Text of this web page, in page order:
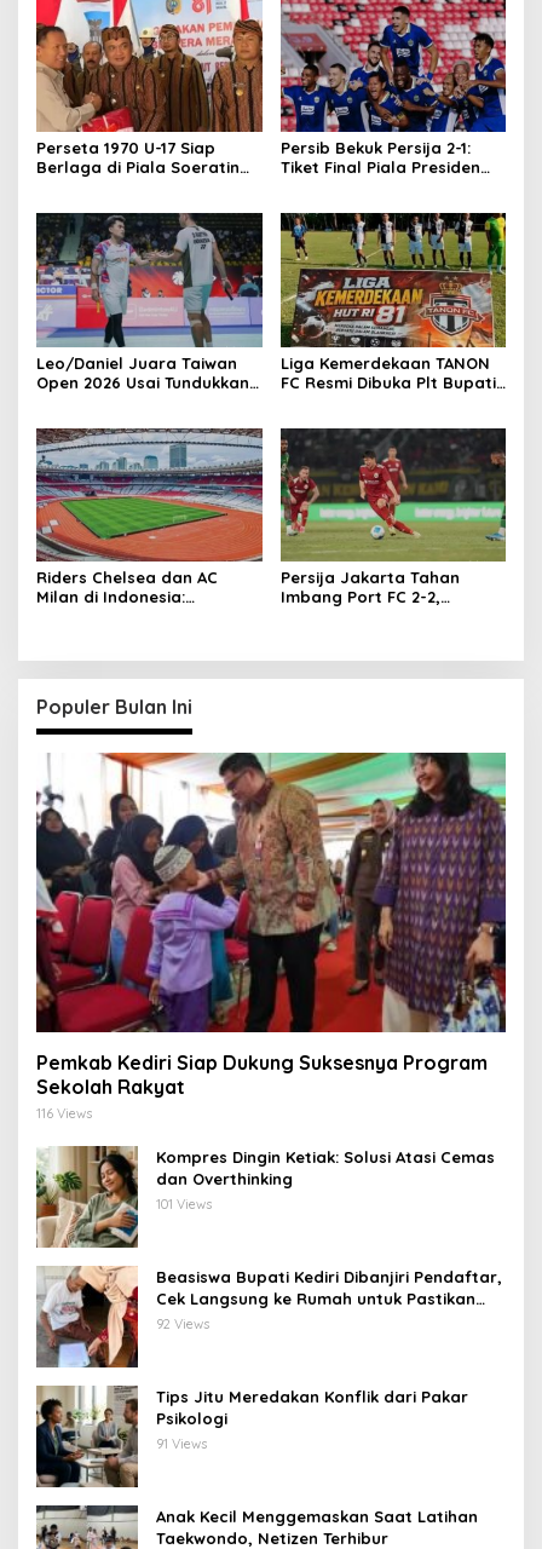
Perseta 1970 U-17 Siap
Berlaga di Piala Soeratin
Persib Bekuk Persija 2-1:
Tiket Final Piala Presiden
Leo/Daniel Juara Taiwan
Open 2026 Usai Tundukkan
Liga Kemerdekaan TANON
FC Resmi Dibuka Plt Bupati
Riders Chelsea dan AC
Milan di Indonesia:
Persija Jakarta Tahan
Imbang Port FC 2-2,
Populer Bulan Ini
Pemkab Kediri Siap Dukung Suksesnya Program
Sekolah Rakyat
116 Views
Kompres Dingin Ketiak: Solusi Atasi Cemas
dan Overthinking
101 Views
Beasiswa Bupati Kediri Dibanjiri Pendaftar,
Cek Langsung ke Rumah untuk Pastikan
Tepat Sasaran
92 Views
Tips Jitu Meredakan Konflik dari Pakar
Psikologi
91 Views
Anak Kecil Menggemaskan Saat Latihan
Taekwondo, Netizen Terhibur